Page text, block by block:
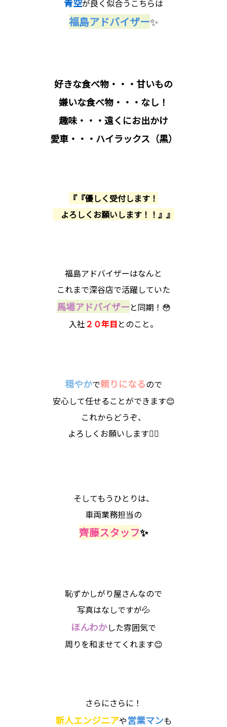
が良く似合うこちらは
福島アドバイザー✨
好きな食べ物・・・甘いもの
嫌いな食べ物・・・なし！
趣味・・・遠くにお出かけ
愛車・・・ハイラックス（黒）
『『優しく受付します！
よろしくお願いします！！』』
福島アドバイザーはなんと
これまで深谷店で活躍していた
馬場アドバイザーと同期！😳
入社２０年目とのこと。
穏やかで頼りになるので
安心して任せることができます😊
これからどうぞ、
よろしくお願いします🙇‍♀️
そしてもうひとりは、
車両業務担当の
齊藤スタッフ✨
恥ずかしがり屋さんなので
写真はなしですが💦
ほんわかした雰囲気で
周りを和ませてくれます😊
さらにさらに！
新人エンジニアや営業マンも